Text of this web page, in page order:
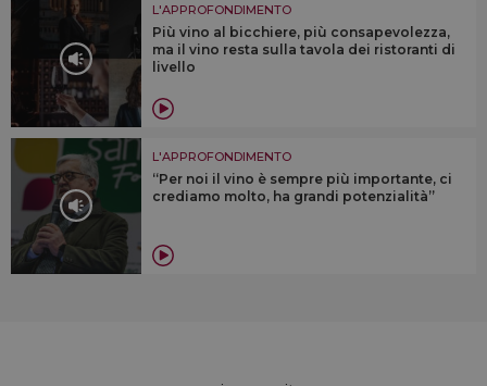
L'APPROFONDIMENTO
Più vino al bicchiere, più consapevolezza,
ma il vino resta sulla tavola dei ristoranti di
livello
L'APPROFONDIMENTO
“Per noi il vino è sempre più importante, ci
crediamo molto, ha grandi potenzialità”